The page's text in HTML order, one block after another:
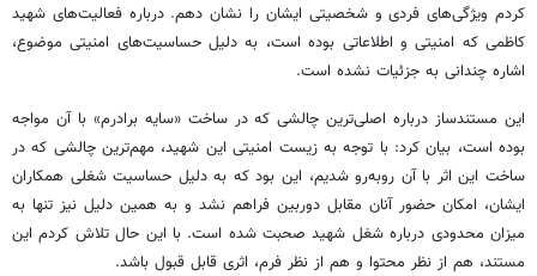
کردم ویژگی‌های فردی و شخصیتی ایشان را نشان دهم. درباره فعالیت‌های شهید
کاظمی که امنیتی و اطلاعاتی بوده است، به دلیل حساسیت‌های امنیتی موضوع،
اشاره چندانی به جزئیات نشده است.
این مستندساز درباره اصلی‌ترین چالشی که در ساخت «سایه برادرم» با آن مواجه
بوده است، بیان کرد: با توجه به زیست امنیتی این شهید، مهم‌ترین چالشی که در
ساخت این اثر با آن روبه‌رو شدیم، این بود که به دلیل حساسیت شغلی همکاران
ایشان، امکان حضور آنان مقابل دوربین فراهم نشد و به همین دلیل نیز تنها به
میزان محدودی درباره شغل شهید صحبت شده است. با این حال تلاش کردم این
مستند، هم از نظر محتوا و هم از نظر فرم، اثری قابل قبول باشد.